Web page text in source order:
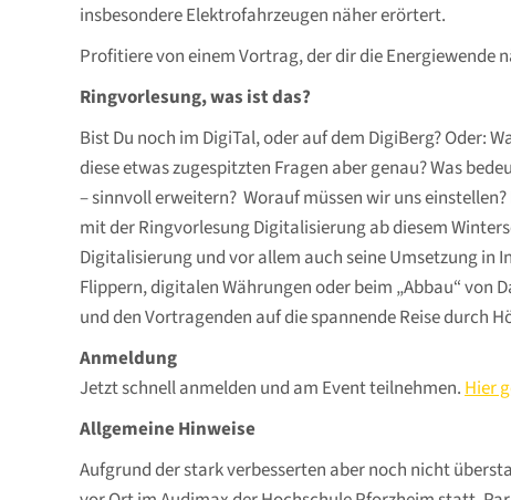
insbesondere Elektrofahrzeugen näher erörtert.
Profitiere von einem Vortrag, der dir die
Ringvorlesung, was ist das?
Bist Du noch im DigiTal, oder auf dem DigiBerg? Oder:
diese etwas zugespitzten Fragen aber genau? Was
– sinnvoll erweitern? Worauf müssen wir uns
mit der Ringvorlesung Digitalisierung ab diesem
Digitalisierung und vor allem auch seine Umsetzung
Flippern, digitalen Währungen oder beim „Abbau“
und den Vortragenden auf die spannende Reise durch
Anmeldung
Jetzt schnell anmelden und am Event teilnehmen.Hier
Allgemeine Hinweise
Aufgrund der stark verbesserten aber noch nicht